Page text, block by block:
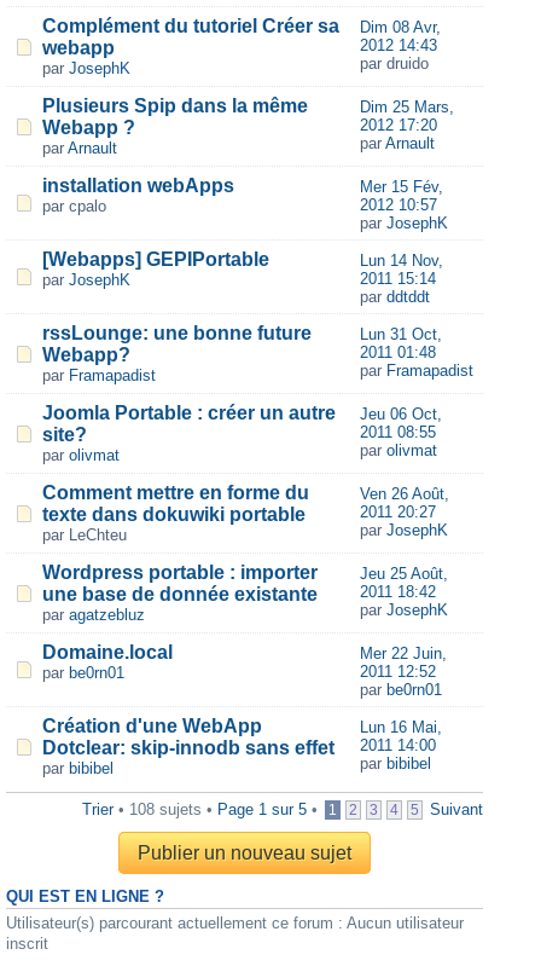
Complément du tutoriel Créer sa
webapp
par JosephK
Dim 08 Avr,
2012 14:43
par druido
Plusieurs Spip dans la même
Webapp ?
par Arnault
Dim 25 Mars,
2012 17:20
par Arnault
installation webApps
par cpalo
Mer 15 Fév,
2012 10:57
par JosephK
[Webapps] GEPIPortable
par JosephK
Lun 14 Nov,
2011 15:14
par ddtddt
rssLounge: une bonne future
Webapp?
par Framapadist
Lun 31 Oct,
2011 01:48
par Framapadist
Joomla Portable : créer un autre
site?
par olivmat
Jeu 06 Oct,
2011 08:55
par olivmat
Comment mettre en forme du
texte dans dokuwiki portable
par LeChteu
Ven 26 Août,
2011 20:27
par JosephK
Wordpress portable : importer
une base de donnée existante
par agatzebluz
Jeu 25 Août,
2011 18:42
par JosephK
Domaine.local
par be0rn01
Mer 22 Juin,
2011 12:52
par be0rn01
Création d'une WebApp
Dotclear: skip-innodb sans effet
par bibibel
Lun 16 Mai,
2011 14:00
par bibibel
Trier• 108 sujets • Page 1 sur 5 • 1 2 3 4 5 Suivant
Publier un nouveau sujet
QUI EST EN LIGNE ?
Utilisateur(s) parcourant actuellement ce forum : Aucun utilisateur
inscrit